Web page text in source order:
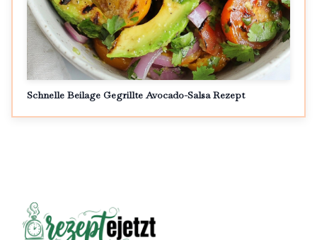
Schnelle Beilage Gegrillte Avocado-Salsa Rezept